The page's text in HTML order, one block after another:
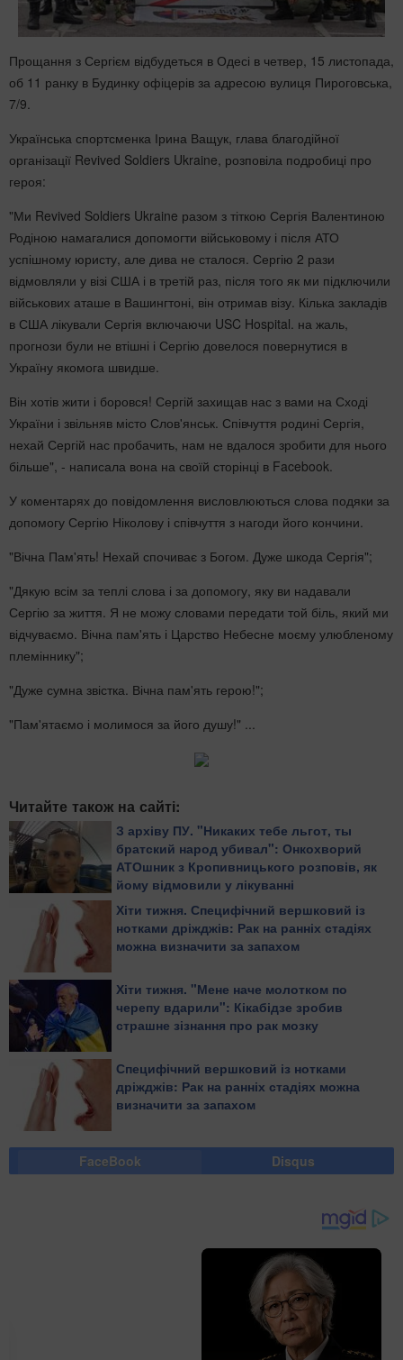
Прощання з Сергієм відбудеться в Одесі в четвер, 15 листопада,
об 11 ранку в Будинку офіцерів за адресою вулиця Пироговська,
7/9.
Українська спортсменка Ірина Ващук, глава благодійної
організації Revived Soldiers Ukraine, розповіла подробиці про
героя:
"Ми Revived Soldiers Ukraine разом з тіткою Сергія Валентиною
Родіною намагалися допомогти військовому і після АТО
успішному юристу, але дива не сталося. Сергію 2 рази
відмовляли у візі США і в третій раз, після того як ми підключили
військових аташе в Вашингтоні, він отримав візу. Кілька закладів
в США лікували Сергія включаючи USC Hospital. на жаль,
прогнози були не втішні і Сергію довелося повернутися в
Україну якомога швидше.
Він хотів жити і боровся! Сергій захищав нас з вами на Сході
України і звільняв місто Слов'янськ. Співчуття родині Сергія,
нехай Сергій нас пробачить, нам не вдалося зробити для нього
більше", - написала вона на своїй сторінці в Facebook.
У коментарях до повідомлення висловлюються слова подяки за
допомогу Сергію Ніколову і співчуття з нагоди його кончини.
"Вічна Пам'ять! Нехай спочиває з Богом. Дуже шкода Сергія";
"Дякую всім за теплі слова і за допомогу, яку ви надавали
Сергію за життя. Я не можу словами передати той біль, який ми
відчуваємо. Вічна пам'ять і Царство Небесне моєму улюбленому
племіннику";
"Дуже сумна звістка. Вічна пам'ять герою!";
"Пам'ятаємо і молимося за його душу!" ...
Читайте також на сайті:
З архіву ПУ. "Никаких тебе льгот, ты
братский народ убивал": Онкохворий
АТОшник з Кропивницького розповів, як
йому відмовили у лікуванні
Хіти тижня. Специфічний вершковий із
нотками дріжджів: Рак на ранніх стадіях
можна визначити за запахом
Хіти тижня. "Мене наче молотком по
черепу вдарили": Кікабідзе зробив
страшне зізнання про рак мозку
Специфічний вершковий із нотками
дріжджів: Рак на ранніх стадіях можна
визначити за запахом
FaceBook Disqus